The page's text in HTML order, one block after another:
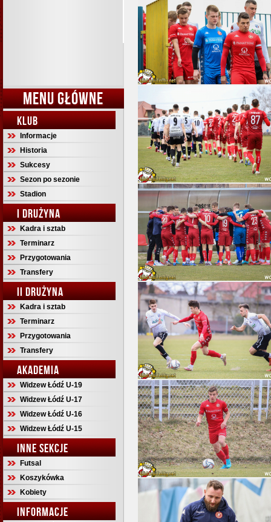
MENU GŁÓWNE
KLUB
Informacje
Historia
Sukcesy
Sezon po sezonie
Stadion
I DRUŻYNA
Kadra i sztab
Terminarz
Przygotowania
Transfery
II DRUŻYNA
Kadra i sztab
Terminarz
Przygotowania
Transfery
AKADEMIA
Widzew Łódź U-19
Widzew Łódź U-17
Widzew Łódź U-16
Widzew Łódź U-15
INNE SEKCJE
Futsal
Koszykówka
Kobiety
INFORMACJE